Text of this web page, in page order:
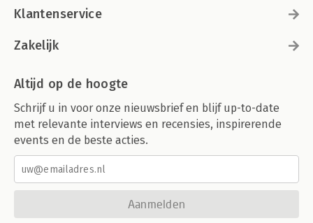
Klantenservice
Zakelijk
Altijd op de hoogte
Schrijf u in voor onze nieuwsbrief en blijf up-to-date
met relevante interviews en recensies, inspirerende
events en de beste acties.
Aanmelden